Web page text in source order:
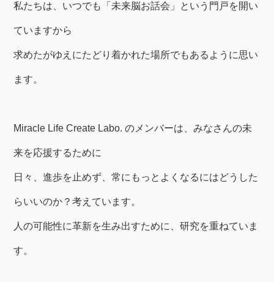
私たちは、いつでも「未来脳お話会」という門戸を開い
ていますから
求めたがゆえにたどり着かれた場所でもあるように思い
ます。
Miracle Life Create Labo. のメンバーは、みなさんの未
来を応援するために
日々、進歩を止めず、常にもっとよくなるにはどうした
らいいのか？考えています。
人の可能性に革新を生み出すために、研究を重ねていま
す。